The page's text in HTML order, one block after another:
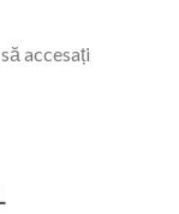
accesați